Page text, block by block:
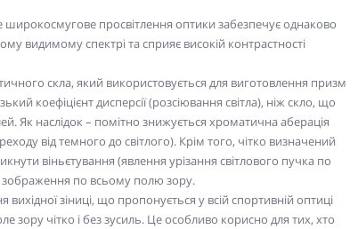
просвітлення оптики забезпечує однаково
видимому спектрі та сприяє високій контрастності
скла, який використовується для виготовлення призм
коефіцієнт дисперсії (розсіювання світла), ніж скло, що
Як наслідок – помітно знижується хроматична аберація
від темного до світлого). Крім того, чітко визначений
віньєтування (явлення урізання світлового пучка по
зображення по всьому полю зору.
вихідної зіниці, що пропонується у всій спортивній оптиці
зору чітко і без зусиль. Це особливо корисно для тих, хто